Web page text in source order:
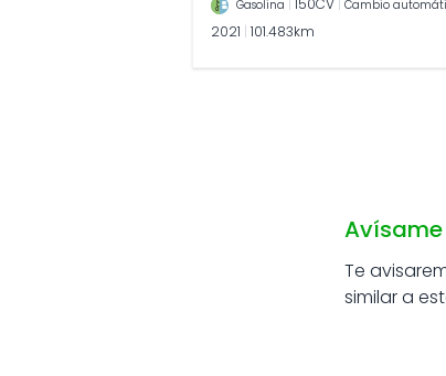
Gasolina 150CV Cambio
2021 101.483km
Te
similar a